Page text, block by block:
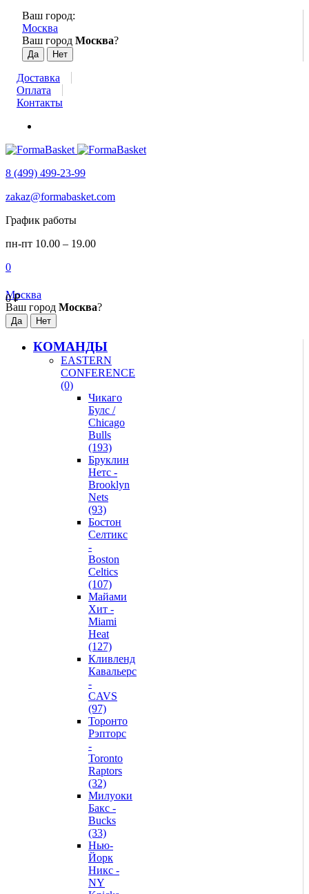
Ваш город:
Москва
Ваш город Москва?
Доставка
Оплата
Контакты
8 (499) 499-23-99
zakaz@formabasket.com
График работы
пн-пт 10.00 – 19.00
0
0₽
Москва
Ваш город Москва?
КОМАНДЫ
EASTERN
CONFERENCE
(0)
Чикаго
Булс /
Chicago
Bulls
(193)
Бруклин
Нетс -
Brooklyn
Nets
(93)
Бостон
Селтикс
-
Boston
Celtics
(107)
Майами
Хит -
Miami
Heat
(127)
Кливленд
Кавальерс
-
CAVS
(97)
Торонто
Рэпторс
-
Toronto
Raptors
(32)
Милуоки
Бакс -
Bucks
(33)
Нью-
Йорк
Никс -
NY